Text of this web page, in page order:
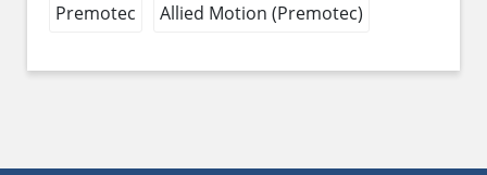
Premotec Allied Motion (Premotec)